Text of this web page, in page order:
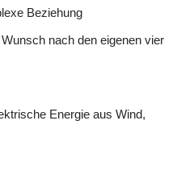
Beziehung
nach den eigenen vier
Energie aus Wind,